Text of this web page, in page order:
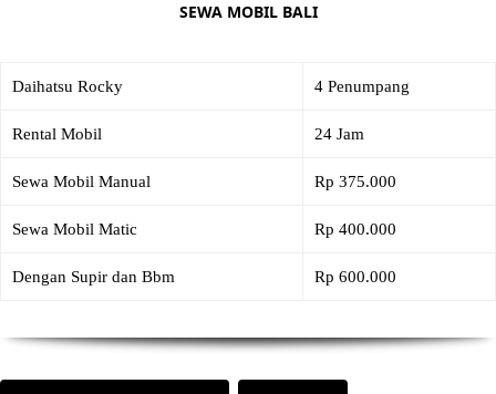
SEWA MOBIL BALI
Daihatsu Rocky 4 Penumpang
Rental Mobil 24 Jam
Sewa Mobil Manual Rp 375.000
Sewa Mobil Matic Rp 400.000
Dengan Supir dan Bbm Rp 600.000